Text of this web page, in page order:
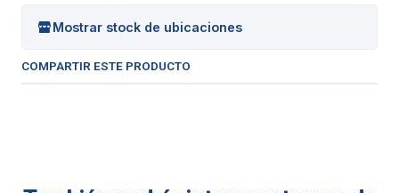
Mostrar stock de ubicaciones
COMPARTIR ESTE PRODUCTO